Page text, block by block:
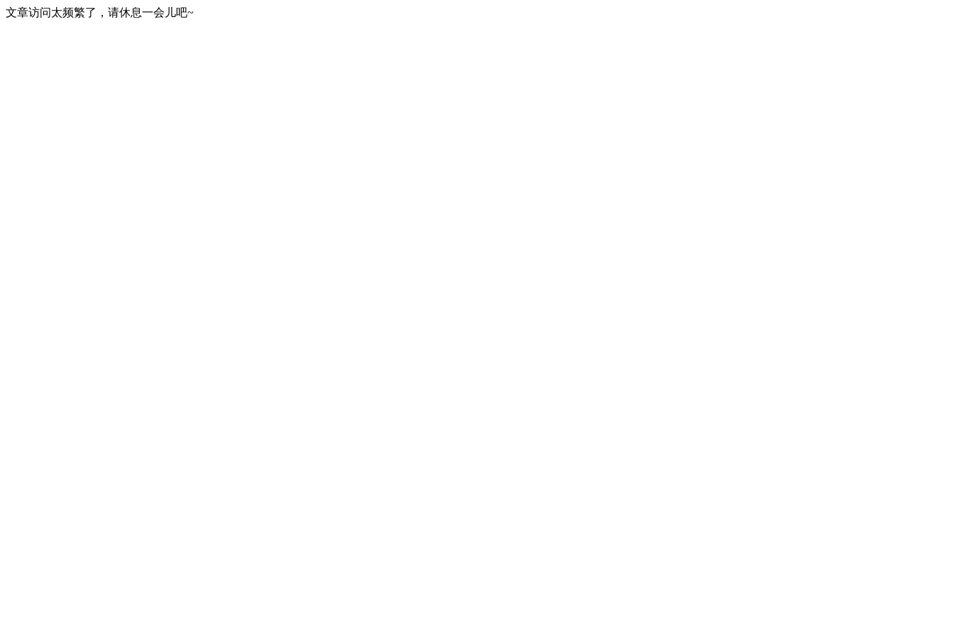
文章访问太频繁了，请休息一会儿吧~